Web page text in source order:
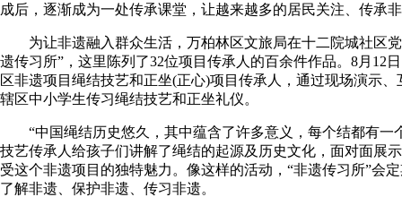
成后，逐渐成为一处传承课堂，让越来越多的居民关注、传承
为让非遗融入群众生活，万柏林区文旅局在十二院城社区党
遗传习所”，这里陈列了32位项目传承人的百余件作品。8月12
区非遗项目绳结技艺和正坐(正心)项目传承人，通过现场演示
辖区中小学生传习绳结技艺和正坐礼仪。
“中国绳结历史悠久，其中蕴含了许多意义，每个结都有一
技艺传承人给孩子们讲解了绳结的起源及历史文化，面对面展
受这个非遗项目的独特魅力。像这样的活动，“非遗传习所”会
了解非遗、保护非遗、传习非遗。